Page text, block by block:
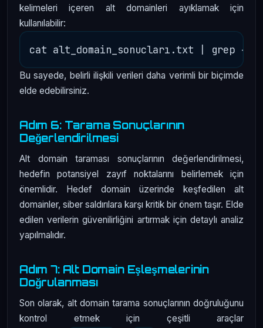
kelimeleri içeren alt domainleri ayıklamak için
kullanılabilir:
Bu sayede, belirli ilişkili verileri daha verimli bir biçimde
elde edebilirsiniz.
Adım 6: Tarama Sonuçlarının
Değerlendirilmesi
Alt domain taraması sonuçlarının değerlendirilmesi,
hedefin potansiyel zayıf noktalarını belirlemek için
önemlidir. Hedef domain üzerinde keşfedilen alt
domainler, siber saldırılara karşı kritik bir önem taşır. Elde
edilen verilerin güvenilirliğini artırmak için detaylı analiz
yapılmalıdır.
Adım 7: Alt Domain Eşleşmelerinin
Doğrulanması
Son olarak, alt domain tarama sonuçlarının doğruluğunu
kontrol etmek için çeşitli araçlar